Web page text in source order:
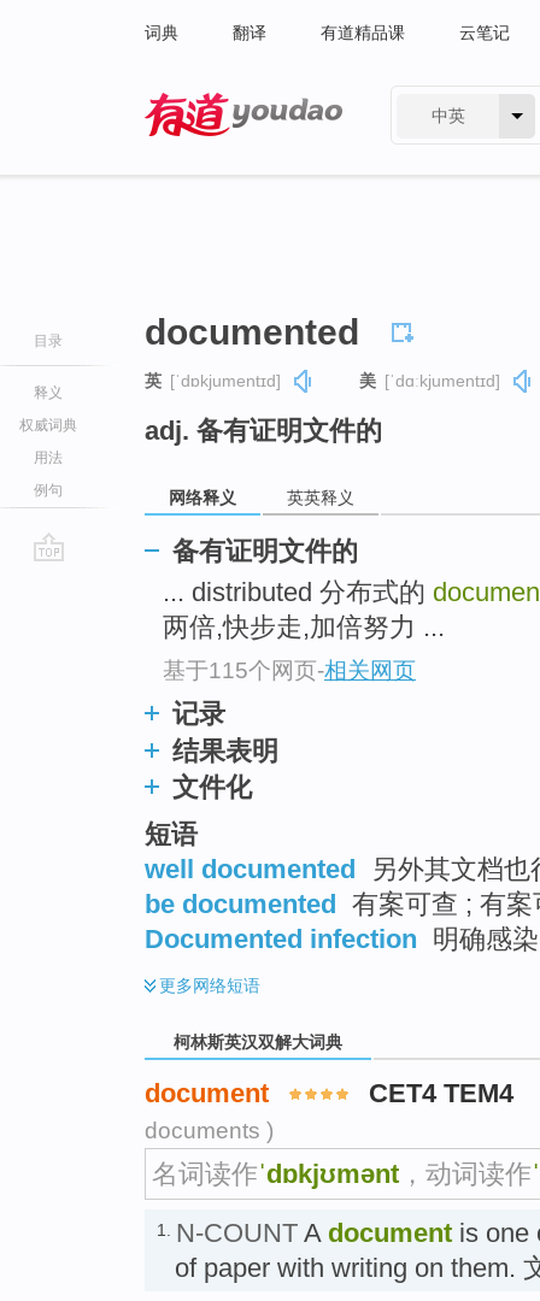
词典 翻译 有道精品课 云笔记
中英
目录
释义
权威词典
用法
例句
documented
英 [ˈdɒkjumentɪd] 美 [ˈdɑːkjumentɪd]
adj. 备有证明文件的
网络释义 英英释义
备有证明文件的
... distributed 分布式的
两倍,快步走,加倍努力 ...
基于115个网页-相关网页
记录
结果表明
文件化
短语
well documented
另外其文档
be documented 有案可查 ; 有案
Documented infection 明确感染
更多网络短语
柯林斯英汉双解大词典
document CET4 TEM4
documents )
名词读作ˈdɒkjʊmənt ，动词读作
1. N-COUNT A document is one
of paper with writing on them.